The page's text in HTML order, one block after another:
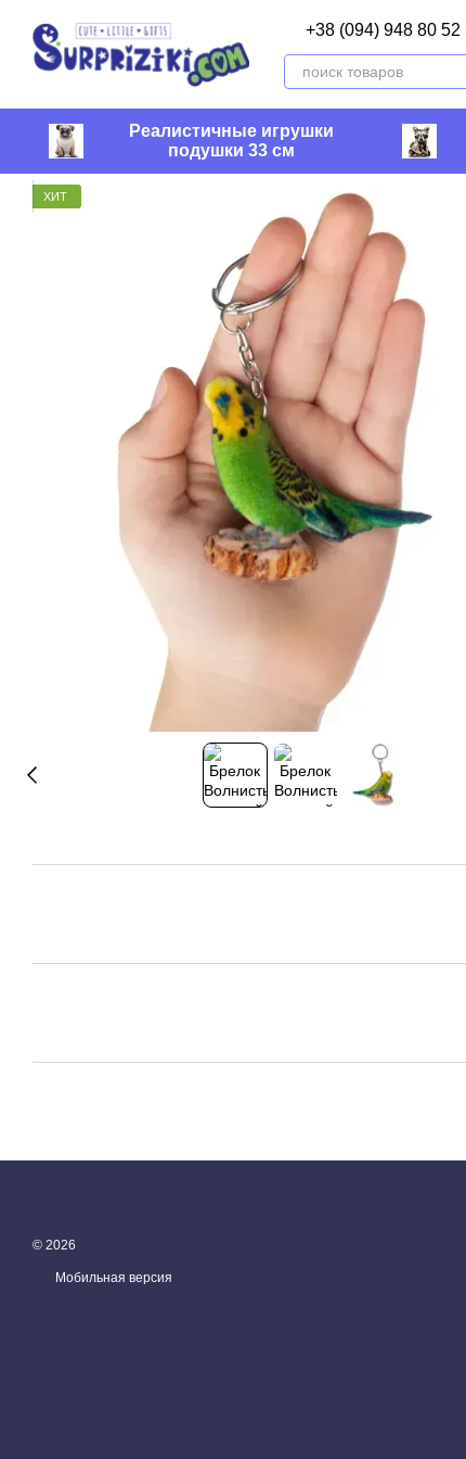
+38 (094) 948 80 52
Реалистичные игрушки
подушки 33 см
ХИТ
© 2026
Мобильная версия